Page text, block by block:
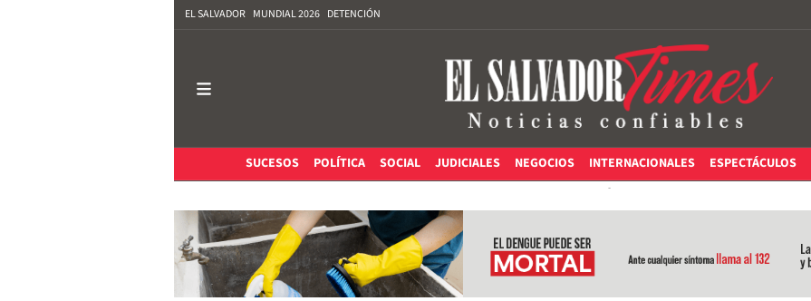
EL SALVADOR MUNDIAL 2026 DETENCIÓN
SUCESOS
POLÍTICA SOCIAL JUDICIALES NEGOCIOS INTERNACIONALES ESPECTÁCULOS